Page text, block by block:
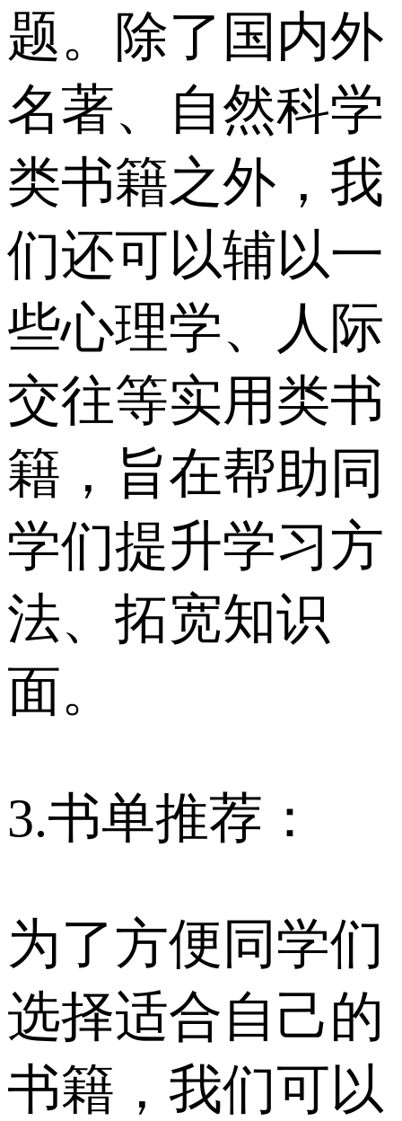
题。除了国内外
名著、自然科学
类书籍之外，我
们还可以辅以一
些心理学、人际
交往等实用类书
籍，旨在帮助同
学们提升学习方
法、拓宽知识
面。
3.书单推荐：
为了方便同学们
选择适合自己的
书籍，我们可以